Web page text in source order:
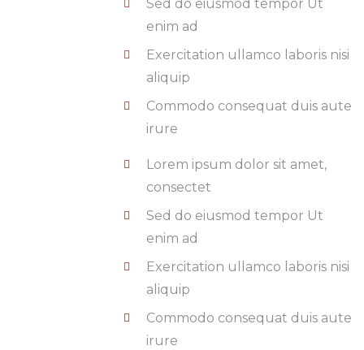
Sed do eiusmod tempor Ut
enim ad
Exercitation ullamco laboris nisi
aliquip
Commodo consequat duis aute
irure
Lorem ipsum dolor sit amet,
consectet
Sed do eiusmod tempor Ut
enim ad
Exercitation ullamco laboris nisi
aliquip
Commodo consequat duis aute
irure